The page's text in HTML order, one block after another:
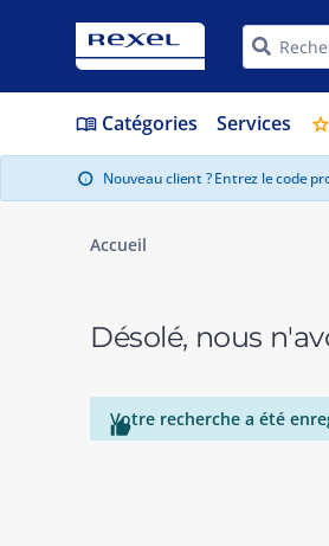
menu_book Catégories Services star
info Nouveau client ? Entrez le code
Accueil
Désolé, nous

Votre recherche a été